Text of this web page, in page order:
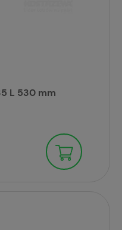
L 530 mm